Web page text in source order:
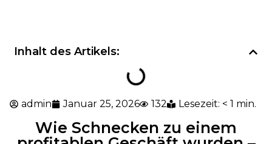
admin Januar 25, 2026 132 Lesezeit: < 1 min.
Wie Schnecken zu einem
Inhalt des Artikels: